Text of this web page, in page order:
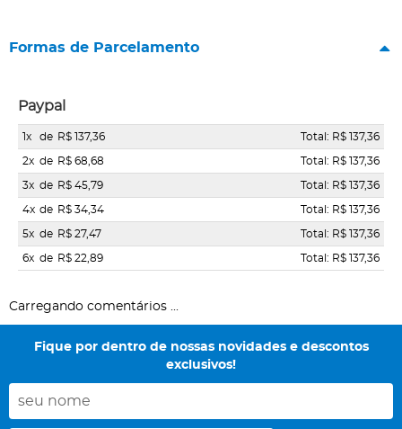
Formas de Parcelamento
Paypal
1x de R$ 137,36 Total: R$ 137,36
2x de R$ 68,68 Total: R$ 137,36
3x de R$ 45,79 Total: R$ 137,36
4x de R$ 34,34 Total: R$ 137,36
5x de R$ 27,47 Total: R$ 137,36
6x de R$ 22,89 Total: R$ 137,36
Carregando comentários ...
Fique por dentro de nossas novidades e descontos
exclusivos!